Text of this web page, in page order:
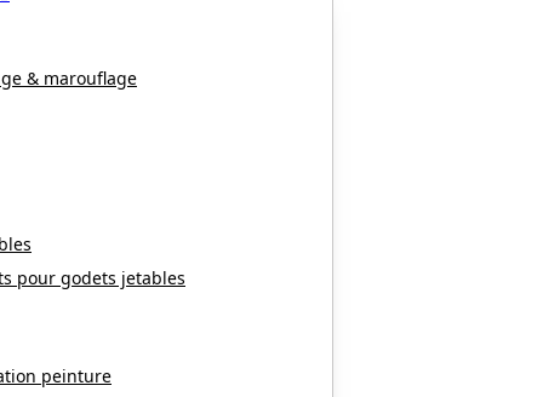
& marouflage
pour godets jetables
peinture